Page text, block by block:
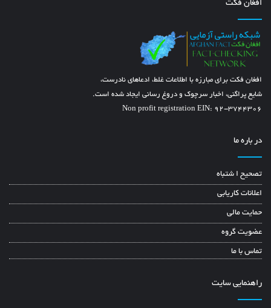
افغان فکت
افغان فکت برای مبارزه با اطلاعات غلط، ادعاهای نادرست،
شایع پراگنی، اخبار سرچوک و دروغ رسانی ایجاد شده است.
Non profit registration EIN: 92-3744306
در باره ما
تصحیح ا شتباه
اعلانات کاریابی
حمایت مالی
عضویت گروه
تماس با ما
راهنمایی سایت